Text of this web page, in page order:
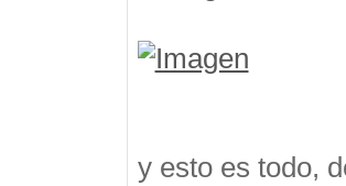
y esto es todo,